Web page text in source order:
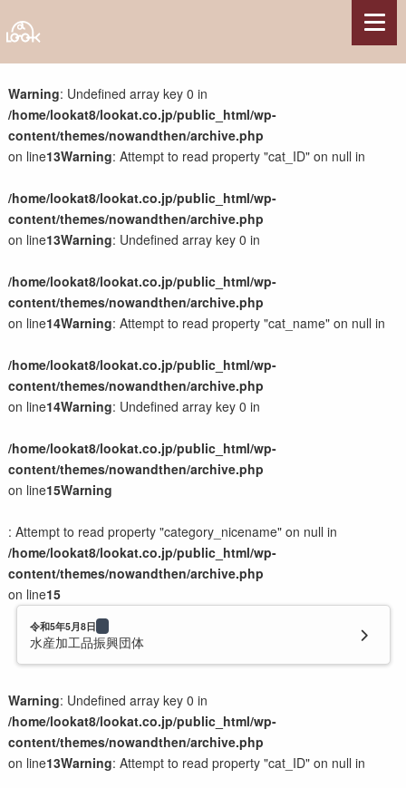
Webサイト制作
Webコンテンツ制作
Webシステム開発
サポート・その他
県関連事業
観光系施設・団体
農林水産業
国の組織・施設
企業・店舗・他
制作の流れと料金
制作の流れ
制作料金の目安
サラダセット
会社案内
会社概要
子猫のミルクボランティア活動
Warning: Undefined array key 0 in
/home/lookat8/lookat.co.jp/public_html/wp-
content/themes/nowandthen/archive.php
on line13Warning: Attempt to read property "cat_ID" on null in
/home/lookat8/lookat.co.jp/public_html/wp-
content/themes/nowandthen/archive.php
on line13Warning: Undefined array key 0 in
/home/lookat8/lookat.co.jp/public_html/wp-
content/themes/nowandthen/archive.php
on line14Warning: Attempt to read property "cat_name" on null in
/home/lookat8/lookat.co.jp/public_html/wp-
content/themes/nowandthen/archive.php
on line14Warning: Undefined array key 0 in
/home/lookat8/lookat.co.jp/public_html/wp-
content/themes/nowandthen/archive.php
on line15Warning
: Attempt to read property "category_nicename" on null in
/home/lookat8/lookat.co.jp/public_html/wp-
content/themes/nowandthen/archive.php
on line15
令和5年5月8日
水産加工品振興団体
Warning: Undefined array key 0 in
/home/lookat8/lookat.co.jp/public_html/wp-
content/themes/nowandthen/archive.php
on line13Warning: Attempt to read property "cat_ID" on null in